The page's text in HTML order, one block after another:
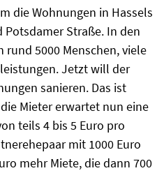
die Wohnungen in Hassels
Straße. In den
5000 Menschen, viele
Jetzt will der
sanieren. Das ist
Mieter erwartet nun eine
teils 4 bis 5 Euro pro
mit 1000 Euro
mehr Miete, die dann 700